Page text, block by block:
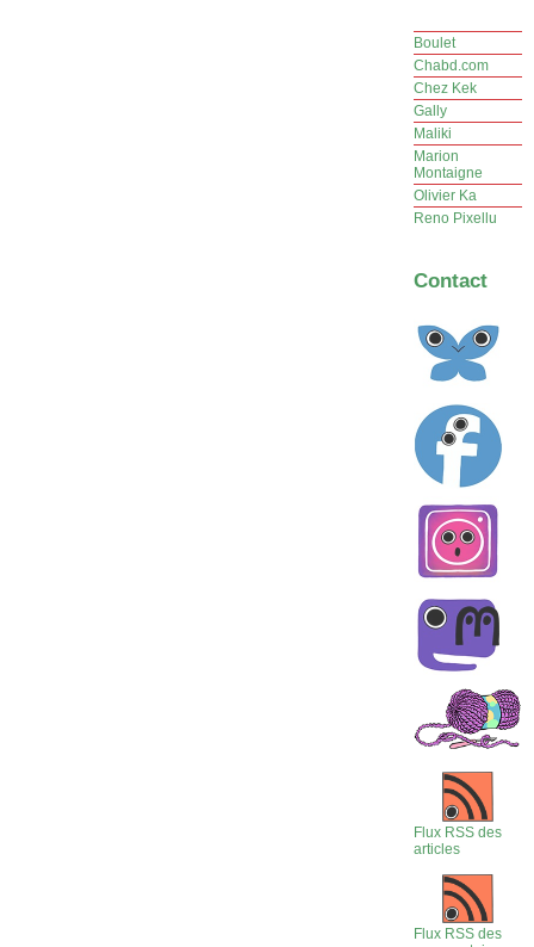
Boulet
Chabd.com
Chez Kek
Gally
Maliki
Marion
Montaigne
Olivier Ka
Reno Pixellu
Contact
Flux RSS des
articles
Flux RSS des